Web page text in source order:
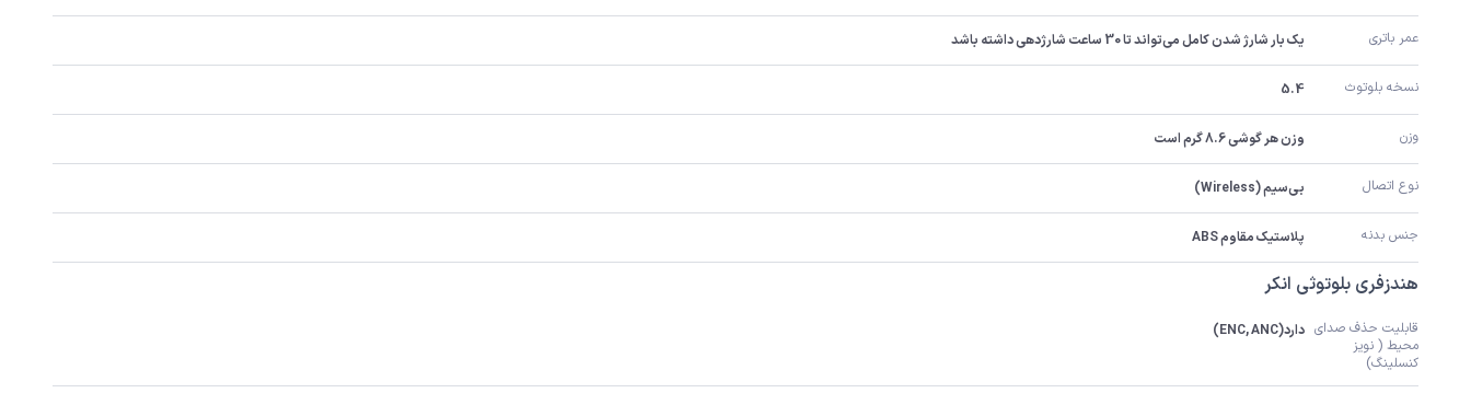
عمر باتری یک بار شارژ شدن کامل می‌تواند تا 30 ساعت شارژدهی داشته باشد
نسخه بلوتوث 5.4
وزن وزن هر گوشی 8.6 گرم است
نوع اتصال بی‌سیم (Wireless)
جنس بدنه پلاستیک مقاوم ABS
هندزفری بلوتوثی انکر
کنسلینگ)
دارد(ENC, ANC)